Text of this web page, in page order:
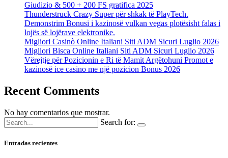
Giudizio & 500 + 200 FS gratifica 2025
Thunderstruck Crazy Super për shkak të PlayTech.
Demonstrim Bonusi i kazinosë vulkan vegas plotësisht falas i
lojës së lojërave elektronike.
Migliori Casinò Online Italiani Siti ADM Sicuri Luglio 2026
Migliori Bisca Online Italiani Siti ADM Sicuri Luglio 2026
Vërejtje për Pozicionin e Ri të Mamit Argëtohuni Promot e
kazinosë ice casino me një pozicion Bonus 2026
Recent Comments
No hay comentarios que mostrar.
Search for:
Entradas recientes